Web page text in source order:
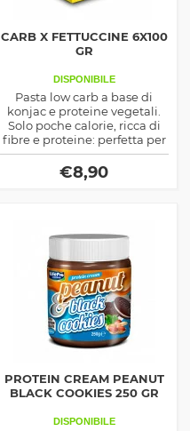
CARB X FETTUCCINE 6X100
GR
DISPONIBILE
Pasta low carb a base di
konjac e proteine vegetali.
Solo poche calorie, ricca di
fibre e proteine: perfetta per
dieta, sport e cucina sana.
€8,90
PROTEIN CREAM PEANUT
BLACK COOKIES 250 GR
DISPONIBILE